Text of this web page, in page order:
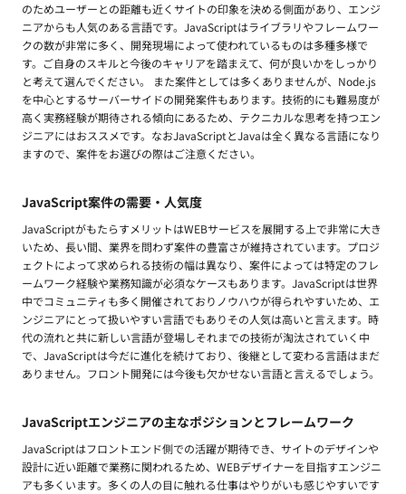
のためユーザーとの距離も近くサイトの印象を決める側面があり、エンジ
ニアからも人気のある言語です。JavaScriptはライブラリやフレームワー
クの数が非常に多く、開発現場によって使われているものは多種多様で
す。ご自身のスキルと今後のキャリアを踏まえて、何が良いかをしっかり
と考えて選んでください。 また案件としては多くありませんが、Node.js
を中心とするサーバーサイドの開発案件もあります。技術的にも難易度が
高く実務経験が期待される傾向にあるため、テクニカルな思考を持つエン
ジニアにはおススメです。なおJavaScriptとJavaは全く異なる言語になり
ますので、案件をお選びの際はご注意ください。
JavaScript案件の需要・人気度
JavaScriptがもたらすメリットはWEBサービスを展開する上で非常に大き
いため、長い間、業界を問わず案件の豊富さが維持されています。プロジ
ェクトによって求められる技術の幅は異なり、案件によっては特定のフレ
ームワーク経験や業務知識が必須なケースもあります。JavaScriptは世界
中でコミュニティも多く開催されておりノウハウが得られやすいため、エ
ンジニアにとって扱いやすい言語でもありその人気は高いと言えます。時
代の流れと共に新しい言語が登場しそれまでの技術が淘汰されていく中
で、JavaScriptは今だに進化を続けており、後継として変わる言語はまだ
ありません。フロント開発には今後も欠かせない言語と言えるでしょう。
JavaScriptエンジニアの主なポジションとフレームワーク
JavaScriptはフロントエンド側での活躍が期待でき、サイトのデザインや
設計に近い距離で業務に関われるため、WEBデザイナーを目指すエンジニ
アも多くいます。多くの人の目に触れる仕事はやりがいも感じやすいです